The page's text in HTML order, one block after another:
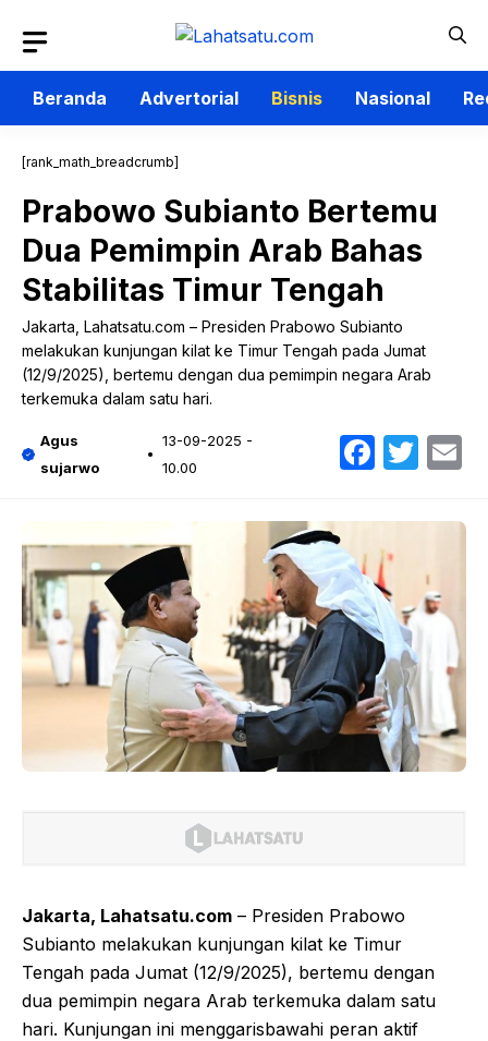
isi
Beranda
Advertorial Bisnis Nasional
[rank_math_breadcrumb]
Prabowo Subianto Bertemu
Dua Pemimpin Arab Bahas
Stabilitas Timur Tengah
Jakarta, Lahatsatu.com – Presiden Prabowo Subianto
melakukan kunjungan kilat ke Timur Tengah pada Jumat
(12/9/2025), bertemu dengan dua pemimpin negara Arab
terkemuka dalam satu hari.
Agus
sujarwo
13-09-2025 -
10.00
Jakarta, Lahatsatu.com – Presiden Prabowo
Subianto melakukan kunjungan kilat ke Timur
Tengah pada Jumat (12/9/2025), bertemu dengan
dua pemimpin negara Arab terkemuka dalam satu
hari. Kunjungan ini menggarisbawahi peran aktif